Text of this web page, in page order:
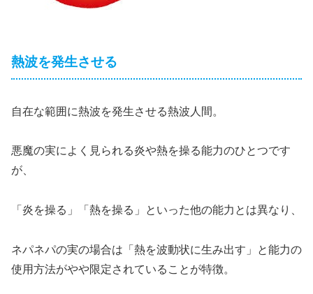
熱波を発生させる
自在な範囲に熱波を発生させる熱波人間。
悪魔の実によく見られる炎や熱を操る能力のひとつです
が、
「炎を操る」「熱を操る」といった他の能力とは異なり、
ネパネパの実の場合は「熱を波動状に生み出す」と能力の
使用方法がやや限定されていることが特徴。